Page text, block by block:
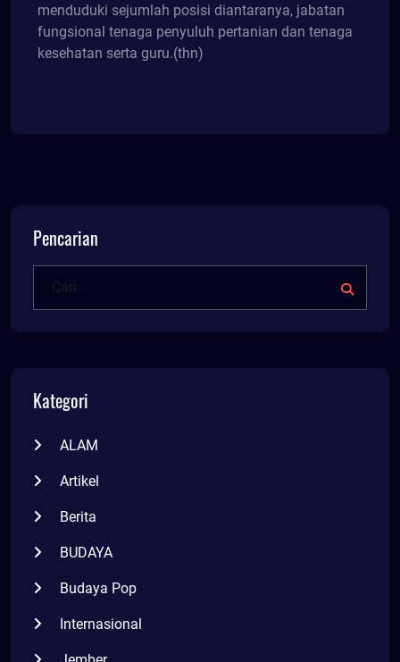
menduduki sejumlah posisi diantaranya, jabatan
fungsional tenaga penyuluh pertanian dan tenaga
kesehatan serta guru.(thn)
Pencarian
Kategori
ALAM
Artikel
Berita
BUDAYA
Budaya Pop
Internasional